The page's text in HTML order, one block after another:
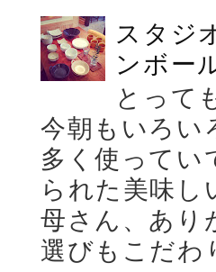
スタジ
ンボー
とって
今朝もいろい
多く使ってい
られた美味
母さん、あり
選びもこだ